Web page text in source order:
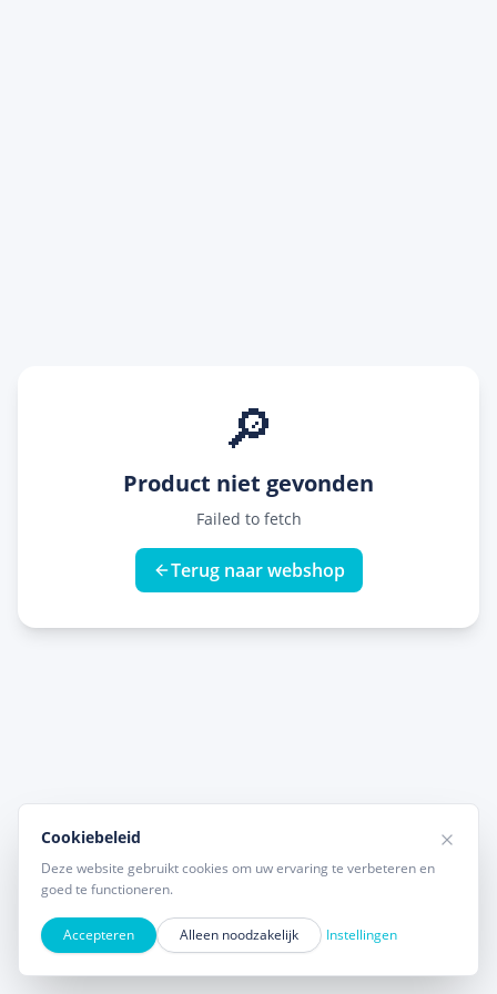
🔎
Product niet gevonden
Failed to fetch
Terug naar webshop
Cookiebeleid
Deze website gebruikt cookies om uw ervaring te verbeteren en
goed te functioneren.
Accepteren Alleen noodzakelijk Instellingen